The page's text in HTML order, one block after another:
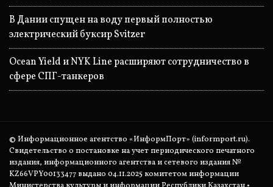
В Дании спущен на воду первый полностью
электрический буксир Svitzer
Ocean Yield и NYK Line расширяют сотрудничество в
сфере СПГ-танкеров
© Информационное агентство «ИнформПорт» (informport.ru).
Свидетельство о постановке на учет периодического печатного
издания, информационного агентства и сетевого издания №
KZ66VPY00133477 выдано 04.11.2025 комитетом информации